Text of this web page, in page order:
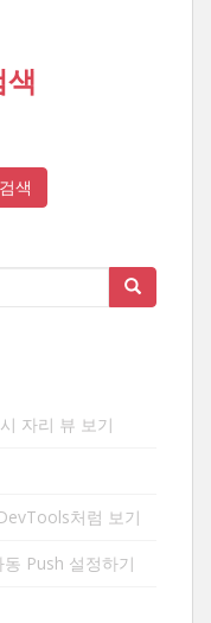
자리 뷰 보기
처럼 보기
Push 설정하기